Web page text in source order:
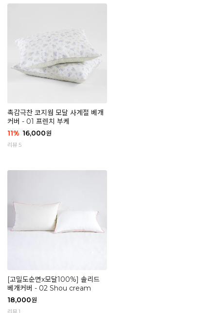
촉감극찬 코지웜 모달 사계절 베개
커버 - 01 프렌치 부케
11% 16,000원
리뷰 5
[고밀도순면x모달100%] 솔리드
베개커버 - 02 Shou cream
18,000원
리뷰 1